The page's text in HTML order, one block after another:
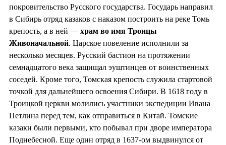
покровительство Русского государства. Государь направил
в Сибирь отряд казаков с наказом построить на реке Томь
крепость, а в ней — храм во имя Троицы
Живоначальной. Царское повеление исполнили за
несколько месяцев. Русский бастион на протяжении
семнадцатого века защищал эуштинцев от воинственных
соседей. Кроме того, Томская крепость служила стартовой
точкой для дальнейшего освоения Сибири. В 1618 году в
Троицкой церкви молились участники экспедиции Ивана
Петлина перед тем, как отправиться в Китай. Томские
казаки были первыми, кто побывал при дворе императора
Поднебесной. Еще один отряд в 1637-ом выдвинулся от